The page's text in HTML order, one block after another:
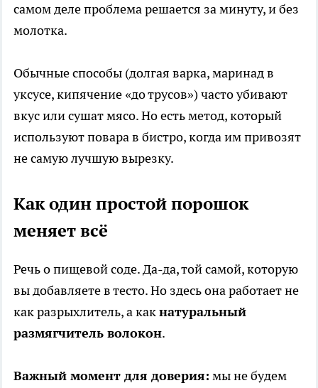
самом деле проблема решается за минуту, и без
молотка.
Обычные способы (долгая варка, маринад в
уксусе, кипячение «до трусов») часто убивают
вкус или сушат мясо. Но есть метод, который
используют повара в бистро, когда им привозят
не самую лучшую вырезку.
Как один простой порошок
меняет всё
Речь о пищевой соде. Да-да, той самой, которую
вы добавляете в тесто. Но здесь она работает не
как разрыхлитель, а какнатуральный
размягчитель волокон.
Важный момент для доверия: мы не будем